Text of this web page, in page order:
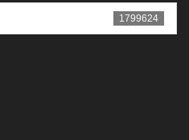
1799624